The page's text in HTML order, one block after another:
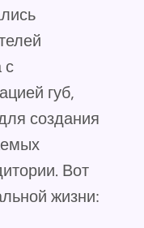
с
губ,
создания
Вот
жизни: